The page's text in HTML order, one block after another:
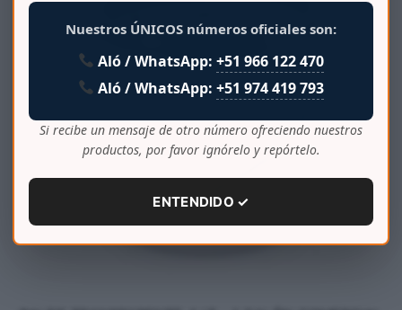
Nuestros ÚNICOS números oficiales son:
Aló / WhatsApp:+51 966 122 470
Aló / WhatsApp:+51 974 419 793
Si recibe un mensaje de otro número ofreciendo nuestros
productos, por favor ignórelo y repórtelo.
ENTENDIDO ✓